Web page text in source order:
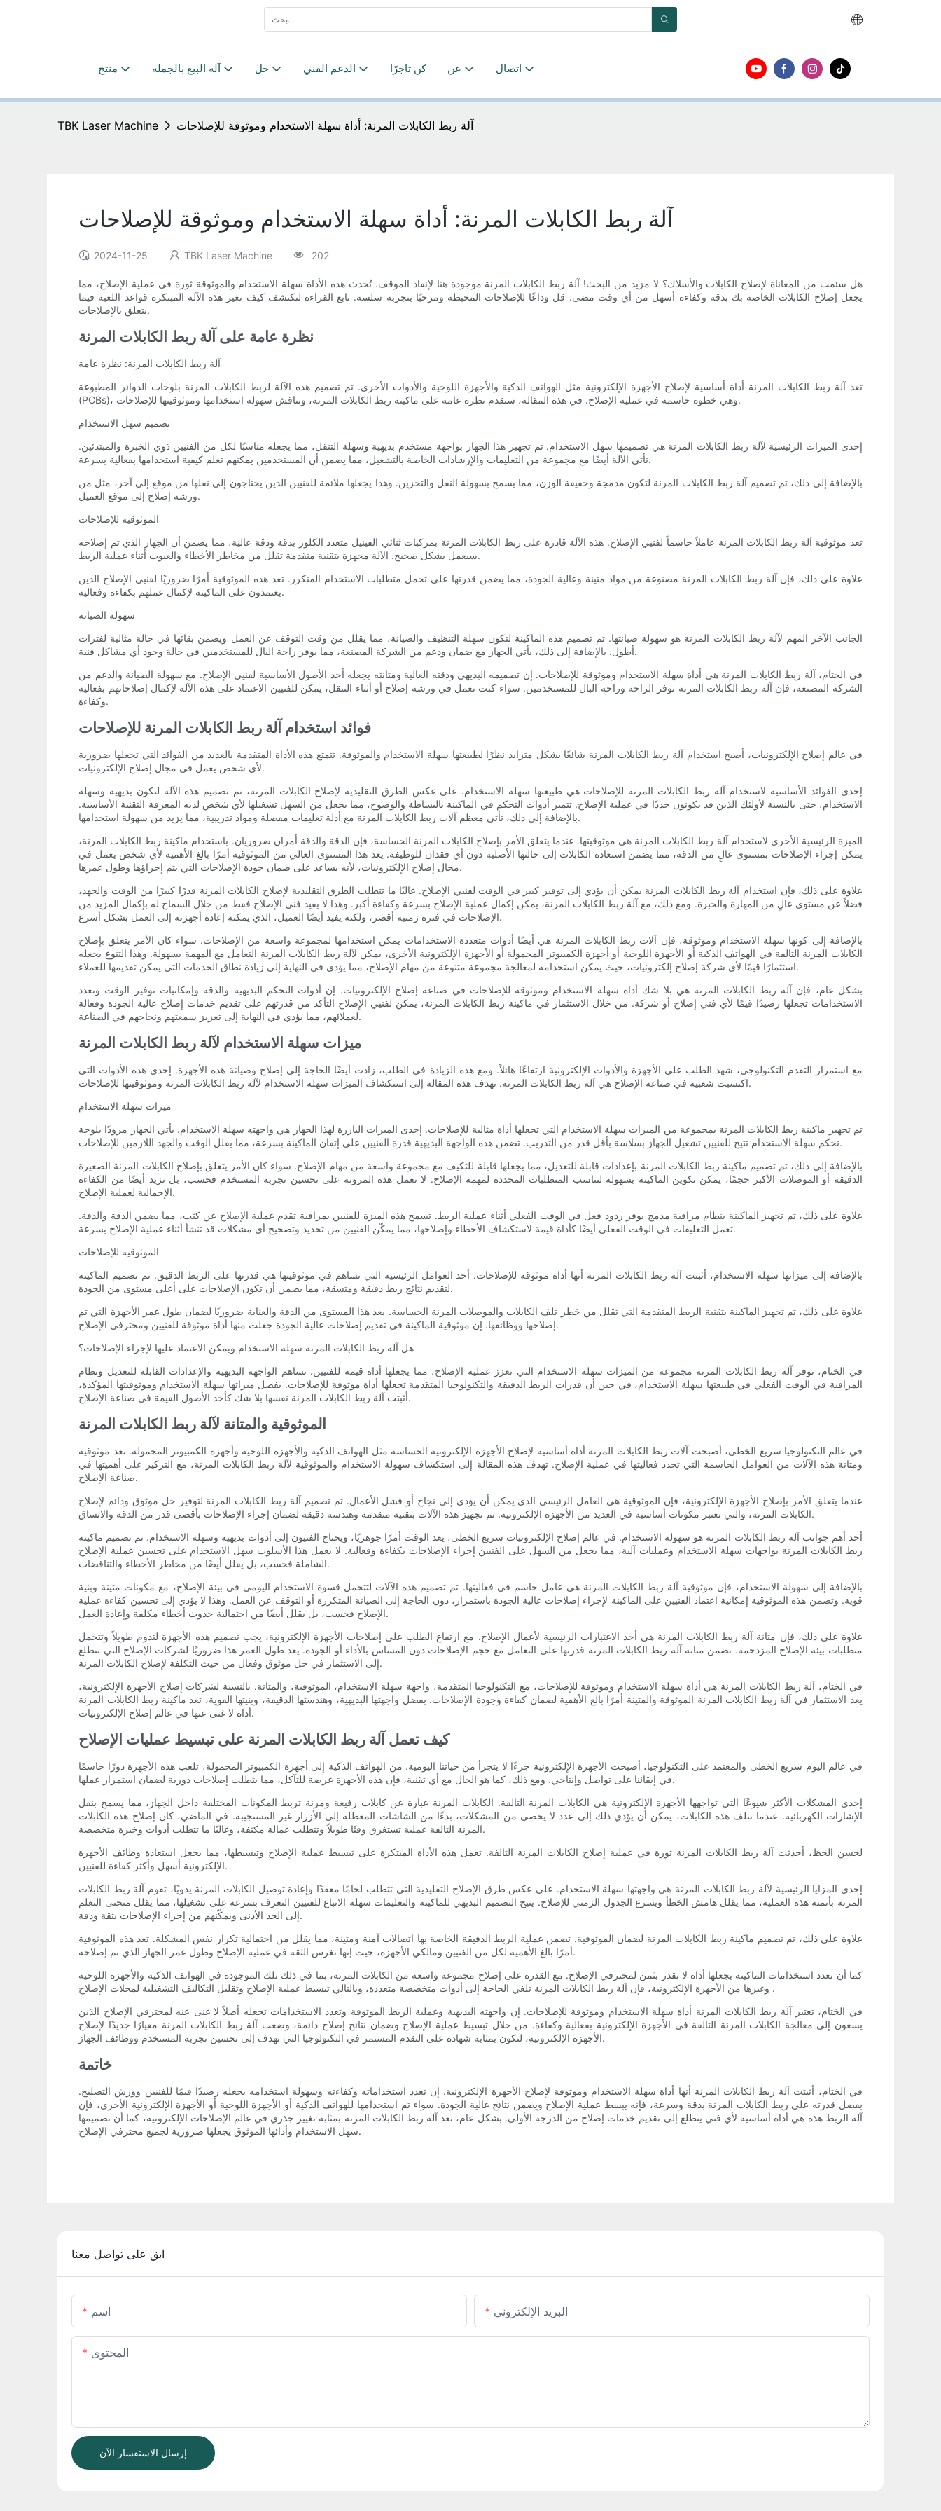
منتج آلة البيع بالجملة حل الدعم الفني كن تاجرًا عن اتصال
TBK Laser Machine آلة ربط الكابلات المرنة: أداة سهلة الاستخدام وموثوقة للإصلاحات
آلة ربط الكابلات المرنة: أداة سهلة الاستخدام وموثوقة للإصلاحات
2024-11-25 TBK Laser Machine 202
هل سئمت من المعاناة لإصلاح الكابلات والأسلاك؟ لا مزيد من البحث! آلة ربط الكابلات المرنة موجودة هنا لإنقاذ الموقف. تُحدث هذه الأداة سهلة الاستخدام والموثوقة ثورة في عملية الإصلاح، مما
يجعل إصلاح الكابلات الخاصة بك بدقة وكفاءة أسهل من أي وقت مضى. قل وداعًا للإصلاحات المحبطة ومرحبًا بتجربة سلسة. تابع القراءة لتكتشف كيف تغير هذه الآلة المبتكرة قواعد اللعبة فيما
يتعلق بالإصلاحات.
نظرة عامة على آلة ربط الكابلات المرنة
آلة ربط الكابلات المرنة: نظرة عامة
تعد آلة ربط الكابلات المرنة أداة أساسية لإصلاح الأجهزة الإلكترونية مثل الهواتف الذكية والأجهزة اللوحية والأدوات الأخرى. تم تصميم هذه الآلة لربط الكابلات المرنة بلوحات الدوائر المطبوعة
(PCBs)، وهي خطوة حاسمة في عملية الإصلاح. في هذه المقالة، سنقدم نظرة عامة على ماكينة ربط الكابلات المرنة، ونناقش سهولة استخدامها وموثوقيتها للإصلاحات.
تصميم سهل الاستخدام
إحدى الميزات الرئيسية لآلة ربط الكابلات المرنة هي تصميمها سهل الاستخدام. تم تجهيز هذا الجهاز بواجهة مستخدم بديهية وسهلة التنقل، مما يجعله مناسبًا لكل من الفنيين ذوي الخبرة والمبتدئين.
تأتي الآلة أيضًا مع مجموعة من التعليمات والإرشادات الخاصة بالتشغيل، مما يضمن أن المستخدمين يمكنهم تعلم كيفية استخدامها بفعالية بسرعة.
بالإضافة إلى ذلك، تم تصميم آلة ربط الكابلات المرنة لتكون مدمجة وخفيفة الوزن، مما يسمح بسهولة النقل والتخزين. وهذا يجعلها ملائمة للفنيين الذين يحتاجون إلى نقلها من موقع إلى آخر، مثل من
ورشة إصلاح إلى موقع العميل.
الموثوقية للإصلاحات
تعد موثوقية آلة ربط الكابلات المرنة عاملاً حاسماً لفنيي الإصلاح. هذه الآلة قادرة على ربط الكابلات المرنة بمركبات ثنائي الفينيل متعدد الكلور بدقة ودقة عالية، مما يضمن أن الجهاز الذي تم إصلاحه
سيعمل بشكل صحيح. الآلة مجهزة بتقنية متقدمة تقلل من مخاطر الأخطاء والعيوب أثناء عملية الربط.
علاوة على ذلك، فإن آلة ربط الكابلات المرنة مصنوعة من مواد متينة وعالية الجودة، مما يضمن قدرتها على تحمل متطلبات الاستخدام المتكرر. تعد هذه الموثوقية أمرًا ضروريًا لفنيي الإصلاح الذين
يعتمدون على الماكينة لإكمال عملهم بكفاءة وفعالية.
سهولة الصيانة
الجانب الآخر المهم لآلة ربط الكابلات المرنة هو سهولة صيانتها. تم تصميم هذه الماكينة لتكون سهلة التنظيف والصيانة، مما يقلل من وقت التوقف عن العمل ويضمن بقائها في حالة مثالية لفترات
أطول. بالإضافة إلى ذلك، يأتي الجهاز مع ضمان ودعم من الشركة المصنعة، مما يوفر راحة البال للمستخدمين في حالة وجود أي مشاكل فنية.
في الختام، آلة ربط الكابلات المرنة هي أداة سهلة الاستخدام وموثوقة للإصلاحات. إن تصميمه البديهي ودقته العالية ومتانته يجعله أحد الأصول الأساسية لفنيي الإصلاح. مع سهولة الصيانة والدعم من
الشركة المصنعة، فإن آلة ربط الكابلات المرنة توفر الراحة وراحة البال للمستخدمين. سواء كنت تعمل في ورشة إصلاح أو أثناء التنقل، يمكن للفنيين الاعتماد على هذه الآلة لإكمال إصلاحاتهم بفعالية
وكفاءة.
فوائد استخدام آلة ربط الكابلات المرنة للإصلاحات
في عالم إصلاح الإلكترونيات، أصبح استخدام آلة ربط الكابلات المرنة شائعًا بشكل متزايد نظرًا لطبيعتها سهلة الاستخدام والموثوقة. تتمتع هذه الأداة المتقدمة بالعديد من الفوائد التي تجعلها ضرورية
لأي شخص يعمل في مجال إصلاح الإلكترونيات.
إحدى الفوائد الأساسية لاستخدام آلة ربط الكابلات المرنة للإصلاحات هي طبيعتها سهلة الاستخدام. على عكس الطرق التقليدية لإصلاح الكابلات المرنة، تم تصميم هذه الآلة لتكون بديهية وسهلة
الاستخدام، حتى بالنسبة لأولئك الذين قد يكونون جددًا في عملية الإصلاح. تتميز أدوات التحكم في الماكينة بالبساطة والوضوح، مما يجعل من السهل تشغيلها لأي شخص لديه المعرفة التقنية الأساسية.
بالإضافة إلى ذلك، تأتي معظم آلات ربط الكابلات المرنة مع أدلة تعليمات مفصلة ومواد تدريبية، مما يزيد من سهولة استخدامها.
الميزة الرئيسية الأخرى لاستخدام آلة ربط الكابلات المرنة هي موثوقيتها. عندما يتعلق الأمر بإصلاح الكابلات المرنة الحساسة، فإن الدقة والدقة أمران ضروريان. باستخدام ماكينة ربط الكابلات المرنة،
يمكن إجراء الإصلاحات بمستوى عالٍ من الدقة، مما يضمن استعادة الكابلات إلى حالتها الأصلية دون أي فقدان للوظيفة. يعد هذا المستوى العالي من الموثوقية أمرًا بالغ الأهمية لأي شخص يعمل في
مجال إصلاح الإلكترونيات، لأنه يساعد على ضمان جودة الإصلاحات التي يتم إجراؤها وطول عمرها.
علاوة على ذلك، فإن استخدام آلة ربط الكابلات المرنة يمكن أن يؤدي إلى توفير كبير في الوقت لفنيي الإصلاح. غالبًا ما تتطلب الطرق التقليدية لإصلاح الكابلات المرنة قدرًا كبيرًا من الوقت والجهد،
فضلاً عن مستوى عالٍ من المهارة والخبرة. ومع ذلك، مع آلة ربط الكابلات المرنة، يمكن إكمال عملية الإصلاح بسرعة وكفاءة أكبر. وهذا لا يفيد فني الإصلاح فقط من خلال السماح له بإكمال المزيد من
الإصلاحات في فترة زمنية أقصر، ولكنه يفيد أيضًا العميل، الذي يمكنه إعادة أجهزته إلى العمل بشكل أسرع.
بالإضافة إلى كونها سهلة الاستخدام وموثوقة، فإن آلات ربط الكابلات المرنة هي أيضًا أدوات متعددة الاستخدامات يمكن استخدامها لمجموعة واسعة من الإصلاحات. سواء كان الأمر يتعلق بإصلاح
الكابلات المرنة التالفة في الهواتف الذكية أو الأجهزة اللوحية أو أجهزة الكمبيوتر المحمولة أو الأجهزة الإلكترونية الأخرى، يمكن لآلة ربط الكابلات المرنة التعامل مع المهمة بسهولة. وهذا التنوع يجعله
استثمارًا قيمًا لأي شركة إصلاح إلكترونيات، حيث يمكن استخدامه لمعالجة مجموعة متنوعة من مهام الإصلاح، مما يؤدي في النهاية إلى زيادة نطاق الخدمات التي يمكن تقديمها للعملاء.
بشكل عام، فإن آلة ربط الكابلات المرنة هي بلا شك أداة سهلة الاستخدام وموثوقة للإصلاحات في صناعة إصلاح الإلكترونيات. إن أدوات التحكم البديهية والدقة وإمكانيات توفير الوقت وتعدد
الاستخدامات تجعلها رصيدًا قيمًا لأي فني إصلاح أو شركة. من خلال الاستثمار في ماكينة ربط الكابلات المرنة، يمكن لفنيي الإصلاح التأكد من قدرتهم على تقديم خدمات إصلاح عالية الجودة وفعالة
لعملائهم، مما يؤدي في النهاية إلى تعزيز سمعتهم ونجاحهم في الصناعة.
ميزات سهلة الاستخدام لآلة ربط الكابلات المرنة
مع استمرار التقدم التكنولوجي، شهد الطلب على الأجهزة والأدوات الإلكترونية ارتفاعًا هائلاً. ومع هذه الزيادة في الطلب، زادت أيضًا الحاجة إلى إصلاح وصيانة هذه الأجهزة. إحدى هذه الأدوات التي
اكتسبت شعبية في صناعة الإصلاح هي آلة ربط الكابلات المرنة. تهدف هذه المقالة إلى استكشاف الميزات سهلة الاستخدام لآلة ربط الكابلات المرنة وموثوقيتها للإصلاحات.
ميزات سهلة الاستخدام
تم تجهيز ماكينة ربط الكابلات المرنة بمجموعة من الميزات سهلة الاستخدام التي تجعلها أداة مثالية للإصلاحات. إحدى الميزات البارزة لهذا الجهاز هي واجهته سهلة الاستخدام. يأتي الجهاز مزودًا بلوحة
تحكم سهلة الاستخدام تتيح للفنيين تشغيل الجهاز بسلاسة بأقل قدر من التدريب. تضمن هذه الواجهة البديهية قدرة الفنيين على إتقان الماكينة بسرعة، مما يقلل الوقت والجهد اللازمين للإصلاحات.
بالإضافة إلى ذلك، تم تصميم ماكينة ربط الكابلات المرنة بإعدادات قابلة للتعديل، مما يجعلها قابلة للتكيف مع مجموعة واسعة من مهام الإصلاح. سواء كان الأمر يتعلق بإصلاح الكابلات المرنة الصغيرة
الدقيقة أو الموصلات الأكبر حجمًا، يمكن تكوين الماكينة بسهولة لتناسب المتطلبات المحددة لمهمة الإصلاح. لا تعمل هذه المرونة على تحسين تجربة المستخدم فحسب، بل تزيد أيضًا من الكفاءة
الإجمالية لعملية الإصلاح.
علاوة على ذلك، تم تجهيز الماكينة بنظام مراقبة مدمج يوفر ردود فعل في الوقت الفعلي أثناء عملية الربط. تسمح هذه الميزة للفنيين بمراقبة تقدم عملية الإصلاح عن كثب، مما يضمن الدقة والدقة.
تعمل التعليقات في الوقت الفعلي أيضًا كأداة قيمة لاستكشاف الأخطاء وإصلاحها، مما يمكّن الفنيين من تحديد وتصحيح أي مشكلات قد تنشأ أثناء عملية الإصلاح بسرعة.
الموثوقية للإصلاحات
بالإضافة إلى ميزاتها سهلة الاستخدام، أثبتت آلة ربط الكابلات المرنة أنها أداة موثوقة للإصلاحات. أحد العوامل الرئيسية التي تساهم في موثوقيتها هي قدرتها على الربط الدقيق. تم تصميم الماكينة
لتقديم نتائج ربط دقيقة ومتسقة، مما يضمن أن تكون الإصلاحات على أعلى مستوى من الجودة.
علاوة على ذلك، تم تجهيز الماكينة بتقنية الربط المتقدمة التي تقلل من خطر تلف الكابلات والموصلات المرنة الحساسة. يعد هذا المستوى من الدقة والعناية ضروريًا لضمان طول عمر الأجهزة التي تم
إصلاحها ووظائفها. إن موثوقية الماكينة في تقديم إصلاحات عالية الجودة جعلت منها أداة موثوقة للفنيين ومحترفي الإصلاح.
هل آلة ربط الكابلات المرنة سهلة الاستخدام ويمكن الاعتماد عليها لإجراء الإصلاحات؟
في الختام، توفر آلة ربط الكابلات المرنة مجموعة من الميزات سهلة الاستخدام التي تعزز عملية الإصلاح، مما يجعلها أداة قيمة للفنيين. تساهم الواجهة البديهية والإعدادات القابلة للتعديل ونظام
المراقبة في الوقت الفعلي في طبيعتها سهلة الاستخدام، في حين أن قدرات الربط الدقيقة والتكنولوجيا المتقدمة تجعلها أداة موثوقة للإصلاحات. بفضل ميزاتها سهلة الاستخدام وموثوقيتها المؤكدة،
أثبتت آلة ربط الكابلات المرنة نفسها بلا شك كأحد الأصول القيمة في صناعة الإصلاح.
الموثوقية والمتانة لآلة ربط الكابلات المرنة
في عالم التكنولوجيا سريع الخطى، أصبحت آلات ربط الكابلات المرنة أداة أساسية لإصلاح الأجهزة الإلكترونية الحساسة مثل الهواتف الذكية والأجهزة اللوحية وأجهزة الكمبيوتر المحمولة. تعد موثوقية
ومتانة هذه الآلات من العوامل الحاسمة التي تحدد فعاليتها في عملية الإصلاح. تهدف هذه المقالة إلى استكشاف سهولة الاستخدام والموثوقية لآلة ربط الكابلات المرنة، مع التركيز على أهميتها في
صناعة الإصلاح.
عندما يتعلق الأمر بإصلاح الأجهزة الإلكترونية، فإن الموثوقية هي العامل الرئيسي الذي يمكن أن يؤدي إلى نجاح أو فشل الأعمال. تم تصميم آلة ربط الكابلات المرنة لتوفير حل موثوق ودائم لإصلاح
الكابلات المرنة، والتي تعتبر مكونات أساسية في العديد من الأجهزة الإلكترونية. تم تجهيز هذه الآلات بتقنية متقدمة وهندسة دقيقة لضمان إجراء الإصلاحات بأقصى قدر من الدقة والاتساق.
أحد أهم جوانب آلة ربط الكابلات المرنة هو سهولة الاستخدام. في عالم إصلاح الإلكترونيات سريع الخطى، يعد الوقت أمرًا جوهريًا، ويحتاج الفنيون إلى أدوات بديهية وسهلة الاستخدام. تم تصميم ماكينة
ربط الكابلات المرنة بواجهات سهلة الاستخدام وعمليات آلية، مما يجعل من السهل على الفنيين إجراء الإصلاحات بكفاءة وفعالية. لا يعمل هذا الأسلوب سهل الاستخدام على تحسين عملية الإصلاح
الشاملة فحسب، بل يقلل أيضًا من مخاطر الأخطاء والتناقضات.
بالإضافة إلى سهولة الاستخدام، فإن موثوقية آلة ربط الكابلات المرنة هي عامل حاسم في فعاليتها. تم تصميم هذه الآلات لتتحمل قسوة الاستخدام اليومي في بيئة الإصلاح، مع مكونات متينة وبنية
قوية. وتضمن هذه الموثوقية إمكانية اعتماد الفنيين على الماكينة لإجراء إصلاحات عالية الجودة باستمرار، دون الحاجة إلى الصيانة المتكررة أو التوقف عن العمل. وهذا لا يؤدي إلى تحسين كفاءة عملية
الإصلاح فحسب، بل يقلل أيضًا من احتمالية حدوث أخطاء مكلفة وإعادة العمل.
علاوة على ذلك، فإن متانة آلة ربط الكابلات المرنة هي أحد الاعتبارات الرئيسية لأعمال الإصلاح. مع ارتفاع الطلب على إصلاحات الأجهزة الإلكترونية، يجب تصميم هذه الأجهزة لتدوم طويلاً وتتحمل
متطلبات بيئة الإصلاح المزدحمة. تضمن متانة آلة ربط الكابلات المرنة قدرتها على التعامل مع حجم الإصلاحات دون المساس بالأداء أو الجودة. يعد طول العمر هذا ضروريًا لشركات الإصلاح التي تتطلع
إلى الاستثمار في حل موثوق وفعال من حيث التكلفة لإصلاح الكابلات المرنة.
في الختام، آلة ربط الكابلات المرنة هي أداة سهلة الاستخدام وموثوقة للإصلاحات، مع التكنولوجيا المتقدمة، واجهة سهلة الاستخدام، الموثوقية، والمتانة. بالنسبة لشركات إصلاح الأجهزة الإلكترونية،
يعد الاستثمار في آلة ربط الكابلات المرنة الموثوقة والمتينة أمرًا بالغ الأهمية لضمان كفاءة وجودة الإصلاحات. بفضل واجهتها البديهية، وهندستها الدقيقة، وبنيتها القوية، تعد ماكينة ربط الكابلات المرنة
أداة لا غنى عنها في عالم إصلاح الإلكترونيات.
كيف تعمل آلة ربط الكابلات المرنة على تبسيط عمليات الإصلاح
في عالم اليوم سريع الخطى والمعتمد على التكنولوجيا، أصبحت الأجهزة الإلكترونية جزءًا لا يتجزأ من حياتنا اليومية. من الهواتف الذكية إلى أجهزة الكمبيوتر المحمولة، تلعب هذه الأجهزة دورًا حاسمًا
في إبقائنا على تواصل وإنتاجي. ومع ذلك، كما هو الحال مع أي تقنية، فإن هذه الأجهزة عرضة للتآكل، مما يتطلب إصلاحات دورية لضمان استمرار عملها.
إحدى المشكلات الأكثر شيوعًا التي تواجهها الأجهزة الإلكترونية هي الكابلات المرنة التالفة. الكابلات المرنة عبارة عن كابلات رفيعة ومرنة تربط المكونات المختلفة داخل الجهاز، مما يسمح بنقل
الإشارات الكهربائية. عندما تتلف هذه الكابلات، يمكن أن يؤدي ذلك إلى عدد لا يحصى من المشكلات، بدءًا من الشاشات المعطلة إلى الأزرار غير المستجيبة. في الماضي، كان إصلاح هذه الكابلات
المرنة التالفة عملية تستغرق وقتًا طويلاً وتتطلب عمالة مكثفة، وغالبًا ما تتطلب أدوات وخبرة متخصصة.
لحسن الحظ، أحدثت آلة ربط الكابلات المرنة ثورة في عملية إصلاح الكابلات المرنة التالفة. تعمل هذه الأداة المبتكرة على تبسيط عملية الإصلاح وتبسيطها، مما يجعل استعادة وظائف الأجهزة
الإلكترونية أسهل وأكثر كفاءة للفنيين.
إحدى المزايا الرئيسية لآلة ربط الكابلات المرنة هي واجهتها سهلة الاستخدام. على عكس طرق الإصلاح التقليدية التي تتطلب لحامًا معقدًا وإعادة توصيل الكابلات المرنة يدويًا، تقوم آلة ربط الكابلات
المرنة بأتمتة هذه العملية، مما يقلل هامش الخطأ ويسرع الجدول الزمني للإصلاح. يتيح التصميم البديهي للماكينة والتعليمات سهلة الاتباع للفنيين التعرف بسرعة على تشغيلها، مما يقلل منحنى التعلم
إلى الحد الأدنى ويمكّنهم من إجراء الإصلاحات بثقة ودقة.
علاوة على ذلك، تم تصميم ماكينة ربط الكابلات المرنة لضمان الموثوقية. تضمن عملية الربط الدقيقة الخاصة بها اتصالات آمنة ومتينة، مما يقلل من احتمالية تكرار نفس المشكلة. تعد هذه الموثوقية
أمرًا بالغ الأهمية لكل من الفنيين ومالكي الأجهزة، حيث إنها تغرس الثقة في عملية الإصلاح وطول عمر الجهاز الذي تم إصلاحه.
كما أن تعدد استخدامات الماكينة يجعلها أداة لا تقدر بثمن لمحترفي الإصلاح. مع القدرة على إصلاح مجموعة واسعة من الكابلات المرنة، بما في ذلك تلك الموجودة في الهواتف الذكية والأجهزة اللوحية
وغيرها من الأجهزة الإلكترونية، فإن آلة ربط الكابلات المرنة تلغي الحاجة إلى أدوات متخصصة متعددة، وبالتالي تبسيط عملية الإصلاح وتقليل التكاليف التشغيلية لمحلات الإصلاح .
في الختام، تعتبر آلة ربط الكابلات المرنة أداة سهلة الاستخدام وموثوقة للإصلاحات. إن واجهته البديهية وعملية الربط الموثوقة وتعدد الاستخدامات تجعله أصلاً لا غنى عنه لمحترفي الإصلاح الذين
يسعون إلى معالجة الكابلات المرنة التالفة في الأجهزة الإلكترونية بفعالية وكفاءة. من خلال تبسيط عملية الإصلاح وضمان نتائج إصلاح دائمة، وضعت آلة ربط الكابلات المرنة معيارًا جديدًا لإصلاح
الأجهزة الإلكترونية، لتكون بمثابة شهادة على التقدم المستمر في التكنولوجيا التي تهدف إلى تحسين تجربة المستخدم ووظائف الجهاز.
خاتمة
في الختام، أثبتت آلة ربط الكابلات المرنة أنها أداة سهلة الاستخدام وموثوقة لإصلاح الأجهزة الإلكترونية. إن تعدد استخداماته وكفاءته وسهولة استخدامه يجعله رصيدًا قيمًا للفنيين وورش التصليح.
بفضل قدرته على ربط الكابلات المرنة بدقة وسرعة، فإنه يبسط عملية الإصلاح ويضمن نتائج عالية الجودة. سواء تم استخدامها للهواتف الذكية أو الأجهزة اللوحية أو الأجهزة الإلكترونية الأخرى، فإن
آلة الربط هذه هي أداة أساسية لأي فني يتطلع إلى تقديم خدمات إصلاح من الدرجة الأولى. بشكل عام، تعد آلة ربط الكابلات المرنة بمثابة تغيير جذري في عالم الإصلاحات الإلكترونية، كما أن تصميمها
سهل الاستخدام وأدائها الموثوق يجعلها ضرورية لجميع محترفي الإصلاح.
ابق على تواصل معنا
اسم البريد الإلكتروني
المحتوى
إرسال الاستفسار الآن